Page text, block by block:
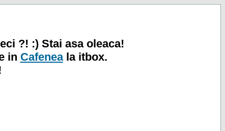
?! :) Stai asa oleaca!
in Cafeneala itbox.